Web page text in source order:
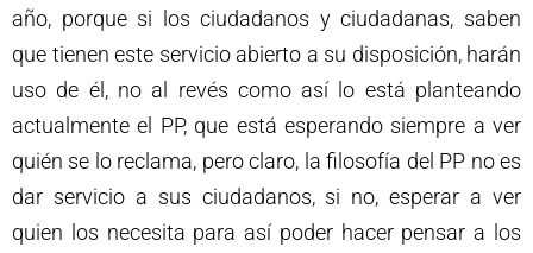
año, porque si los ciudadanos y ciudadanas, saben
que tienen este servicio abierto a su disposición, harán
uso de él, no al revés como así lo está planteando
actualmente el PP, que está esperando siempre a ver
quién se lo reclama, pero claro, la filosofía del PP no es
dar servicio a sus ciudadanos, si no, esperar a ver
quien los necesita para así poder hacer pensar a los